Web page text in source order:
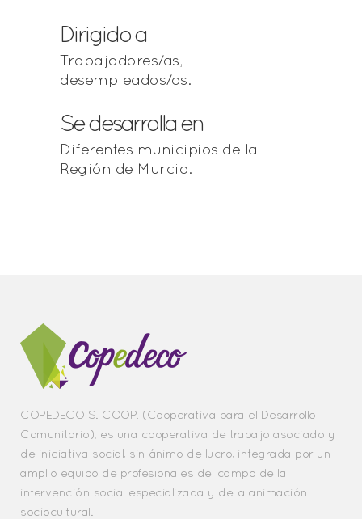
Dirigido a
Trabajadores/as,
desempleados/as.
Se desarrolla en
Diferentes municipios de la
Región de Murcia.
COPEDECO S. COOP. (Cooperativa para el Desarrollo
Comunitario), es una cooperativa de trabajo asociado y
de iniciativa social, sin ánimo de lucro, integrada por un
amplio equipo de profesionales del campo de la
intervención social especializada y de la animación
sociocultural.